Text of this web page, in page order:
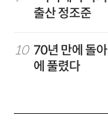
출산 정조준
10 70년 만에 돌
에 풀렸다